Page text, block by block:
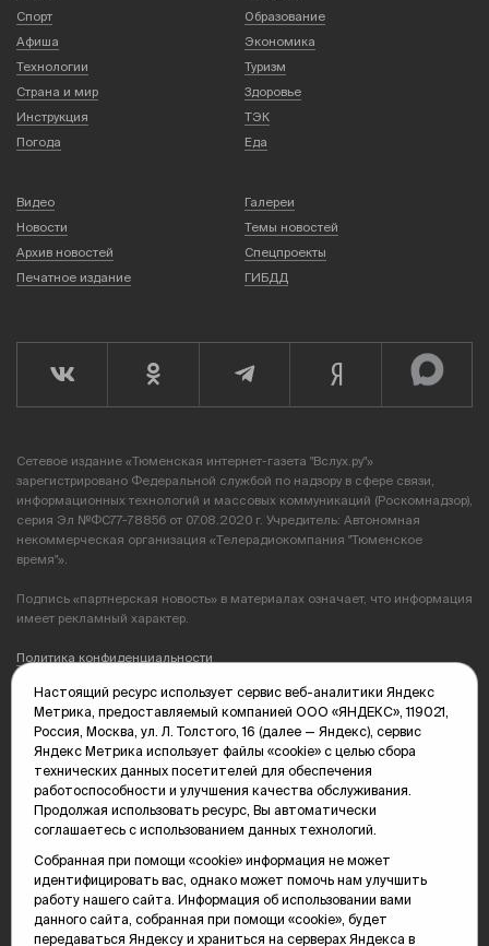
Спорт
Образование
Афиша
Экономика
Технологии
Туризм
Страна и мир
Здоровье
Инструкция
ТЭК
Погода
Еда
Видео
Галереи
Новости
Темы новостей
Архив новостей
Спецпроекты
Печатное издание
ГИБДД
Сетевое издание «Тюменская интернет-газета "Вслух.ру"»
зарегистрировано Федеральной службой по надзору в сфере связи,
информационных технологий и массовых коммуникаций (Роскомнадзор),
серия Эл №ФС77-78856 от 07.08.2020 г. Учредитель: Автономная
некоммерческая организация «Телерадиокомпания "Тюменское
время"».
Подпись «партнерская новость» в материалах означает, что информация
имеет рекламный характер.
Политика конфиденциальности
Редакция: 625035, Тюмень, пр. Геологоразведчиков, 28А
(3452) 68-89-05
edit@vsluh.ru
Главный редактор: Панкина Т.Ю.
kika@vsluh.ru
По вопросам рекламы:
(3452) 68-89-78
kotovaev@sibinformburo.ru
mim@vsluh.ru
Настоящий ресурс использует сервис веб-аналитики Яндекс
Метрика, предоставляемый компанией ООО «ЯНДЕКС», 119021,
Россия, Москва, ул. Л. Толстого, 16 (далее — Яндекс), сервис
Яндекс Метрика использует файлы «cookie» с целью сбора
технических данных посетителей для обеспечения
работоспособности и улучшения качества обслуживания.
Продолжая использовать ресурс, Вы автоматически
соглашаетесь с использованием данных технологий.
Собранная при помощи «cookie» информация не может
идентифицировать вас, однако может помочь нам улучшить
работу нашего сайта. Информация об использовании вами
данного сайта, собранная при помощи «cookie», будет
передаваться Яндексу и храниться на серверах Яндекса в